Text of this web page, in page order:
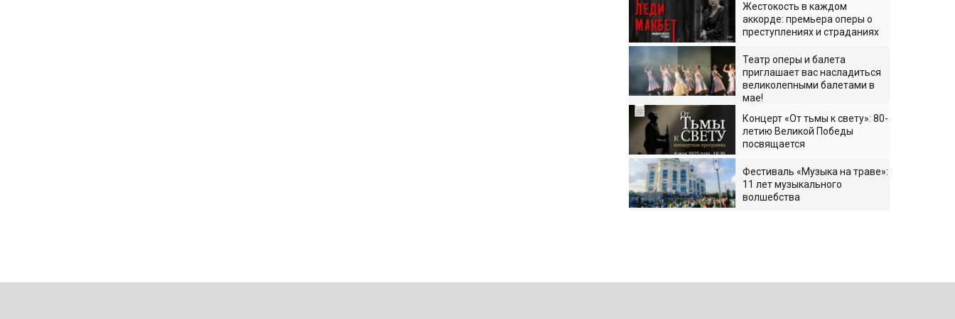
Жестокость в каждом
аккорде: премьера оперы о
преступлениях и страданиях
Театр оперы и балета
приглашает вас насладиться
великолепными балетами в
мае!
Концерт «От тьмы к свету»: 80-
летию Великой Победы
посвящается
Фестиваль «Музыка на траве»:
11 лет музыкального
волшебства